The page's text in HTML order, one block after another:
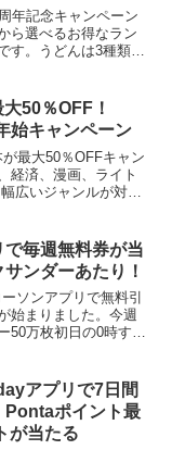
年記念キャンペーン
ら選べるお得なラン
す。うどんは3種類。
なり」から好きな商
...
50％OFF！
始キャンペーン
最大50％OFFキャン
経済、漫画、ライト
広いジャンルが対象
で毎週無料券が当
ンダーあたり！
ソンアプリで無料引
始まりました。今週
50万枚初日の0時すぎ
アプリで7日間
Pontaポイント最
が当たる